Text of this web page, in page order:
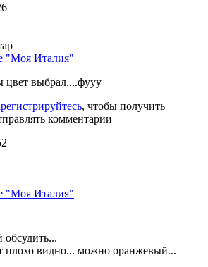
"Моя Италия"
цвет выбрал....фууу
, чтобы получить
комментарии
"Моя Италия"
плохо видно... можно оранжевый...